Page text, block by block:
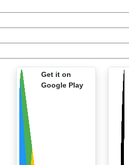
Get it on
Google Play